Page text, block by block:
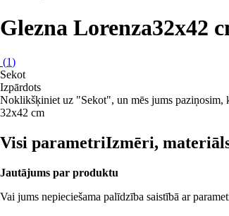
Glezna Lorenza32x42
(1)
Sekot
Izpārdots
Noklikšķiniet uz "Sekot", un mēs jums paziņosim,
32x42 cm
Visi parametriIzmēri,
Jautājums par produktu
Vai jums nepieciešama palīdzība saistībā ar